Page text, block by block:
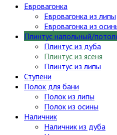
Евровагонка
Евровагонка из липы
Евровагонка из
Плинтус напольный/
Плинтус из дуба
Плинтус из ясеня
Плинтус из липы
Ступени
Полок для бани
Полок из липы
Полок из осины
Наличник
Наличник из дуба